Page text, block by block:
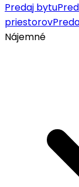
Predaj bytu
priestorov
Nájemné